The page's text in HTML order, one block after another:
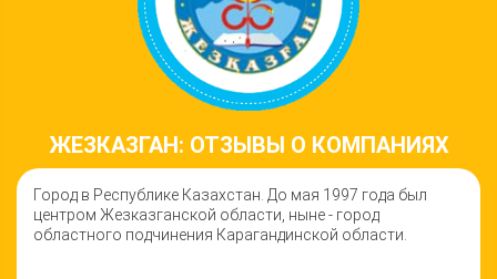
ЖЕЗКАЗГАН: ОТЗЫВЫ О КОМПАНИЯХ
Город в Республике Казахстан. До мая 1997 года был
центром Жезказганской области, ныне - город
областного подчинения Карагандинской области.